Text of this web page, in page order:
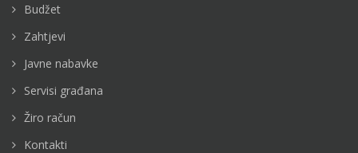
Budžet
Zahtjevi
Javne nabavke
Servisi građana
Žiro račun
Kontakti